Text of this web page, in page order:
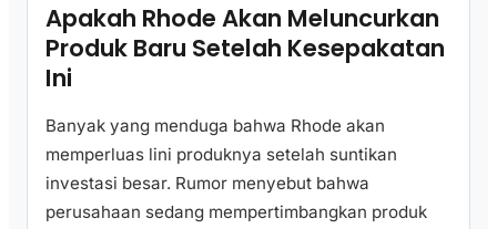
Apakah Rhode Akan Meluncurkan
Produk Baru Setelah Kesepakatan
Ini
Banyak yang menduga bahwa Rhode akan
memperluas lini produknya setelah suntikan
investasi besar. Rumor menyebut bahwa
perusahaan sedang mempertimbangkan produk